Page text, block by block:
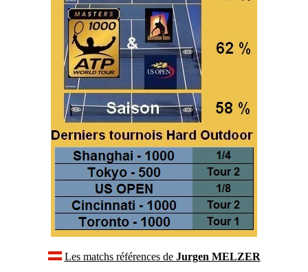
Les matchs références de Jurgen MELZER